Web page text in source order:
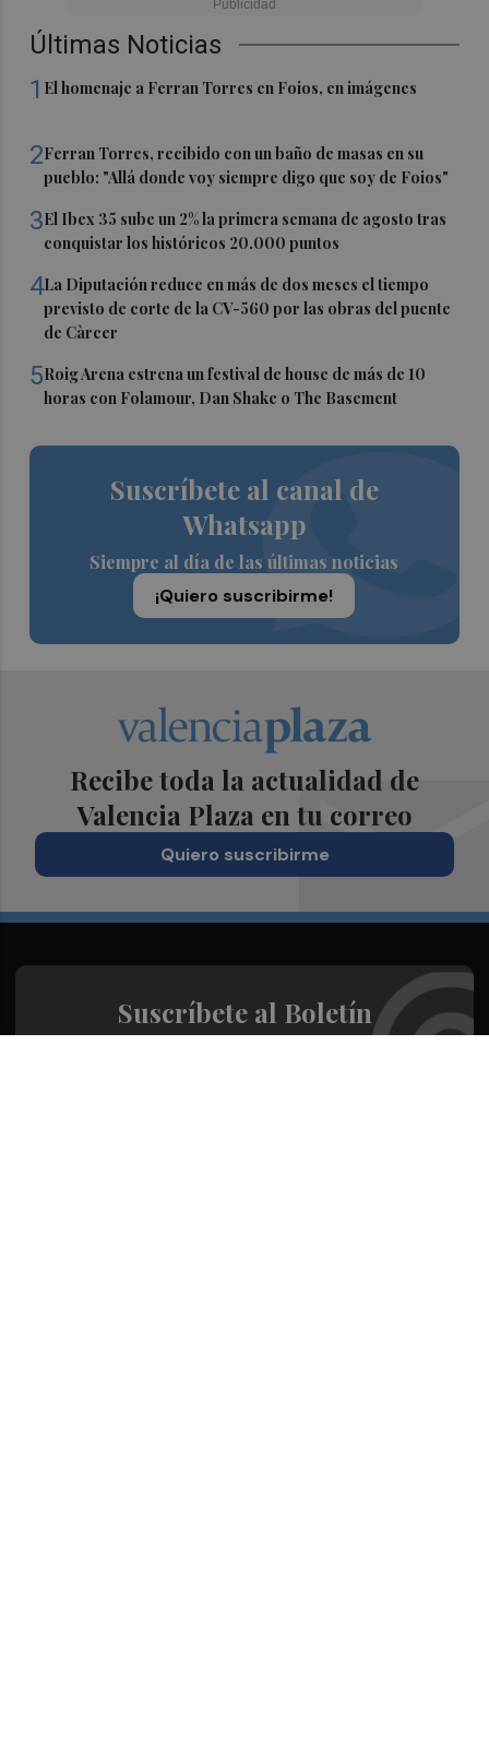
Últimas Noticias
1 El homenaje a Ferran Torres en Foios, en imágenes
2Ferran Torres, recibido con un baño de masas en su
pueblo: "Allá donde voy siempre digo que soy de Foios"
3El Ibex 35 sube un 2% la primera semana de agosto tras
conquistar los históricos 20.000 puntos
4La Diputación reduce en más de dos meses el tiempo
previsto de corte de la CV-560 por las obras del puente
de Càrcer
5Roig Arena estrena un festival de house de más de 10
horas con Folamour, Dan Shake o The Basement
Suscríbete al canal de
Whatsapp
Siempre al día de las últimas noticias
¡Quiero suscribirme!
Recibe toda la actualidad de
Valencia Plaza en tu correo
Quiero suscribirme
Suscríbete al Boletín